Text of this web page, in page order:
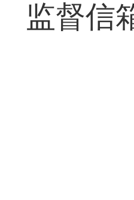
监督信